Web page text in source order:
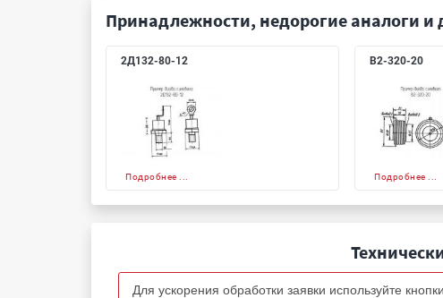
Принадлежности, недорогие аналоги и
2Д132-80-12
Подробнее ...
В2-320-20
Подробнее ...
Для ускорения обработки заявки используйте